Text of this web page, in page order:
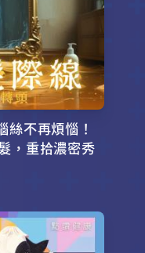
絲不再煩惱！
，重拾濃密秀